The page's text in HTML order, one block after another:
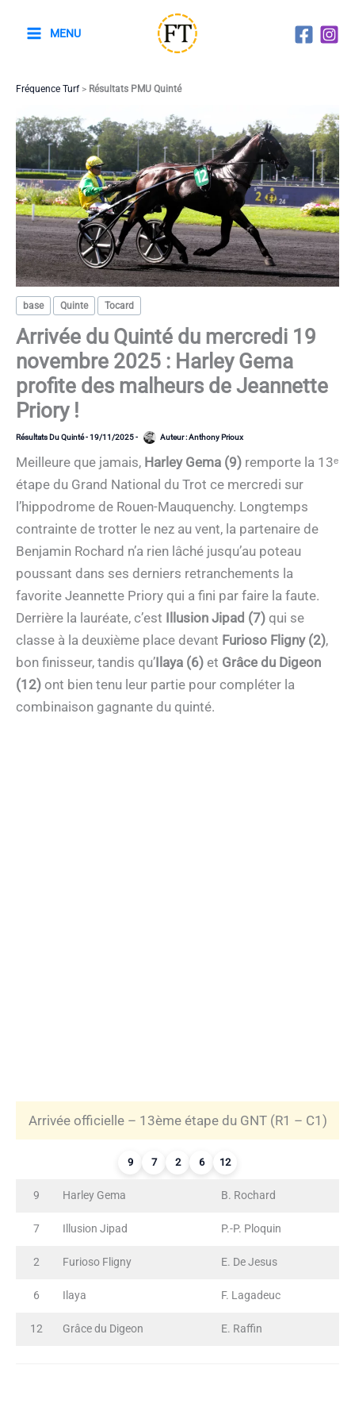
MENU
Fréquence Turf> Résultats PMU Quinté
base Quinte Tocard
Arrivée du Quinté du mercredi 19
novembre 2025 : Harley Gema
profite des malheurs de Jeannette
Priory !
Résultats Du Quinté-19/11/2025- Auteur :Anthony Prioux
Meilleure que jamais, Harley Gema (9) remporte la 13ᵉ
étape du Grand National du Trot ce mercredi sur
l’hippodrome de Rouen-Mauquenchy. Longtemps
contrainte de trotter le nez au vent, la partenaire de
Benjamin Rochard n’a rien lâché jusqu’au poteau
poussant dans ses derniers retranchements la
favorite Jeannette Priory qui a fini par faire la faute.
Derrière la lauréate, c’est Illusion Jipad (7) qui se
classe à la deuxième place devant Furioso Fligny (2),
bon finisseur, tandis qu’Ilaya (6) et Grâce du Digeon
(12) ont bien tenu leur partie pour compléter la
combinaison gagnante du quinté.
Arrivée officielle – 13ème étape du GNT (R1 – C1)
9 7 2 6 12
9 Harley Gema B. Rochard
7 Illusion Jipad P.-P. Ploquin
2 Furioso Fligny E. De Jesus
6 Ilaya F. Lagadeuc
12 Grâce du Digeon E. Raffin